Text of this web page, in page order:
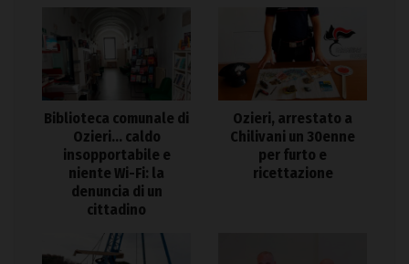
Biblioteca comunale di
Ozieri… caldo
insopportabile e
niente Wi-Fi: la
denuncia di un
cittadino
Ozieri, arrestato a
Chilivani un 30enne
per furto e
ricettazione